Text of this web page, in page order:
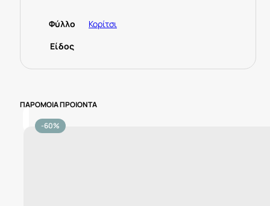
Φύλλο
Κορίτσι
Είδος
ΠΑΡΟΜΟΙΑ ΠΡΟΙΟΝΤΑ
-60%